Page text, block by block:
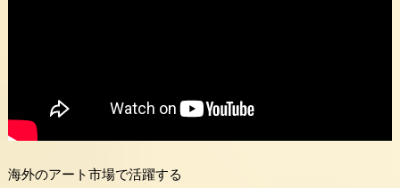
海外のアート市場で活躍する